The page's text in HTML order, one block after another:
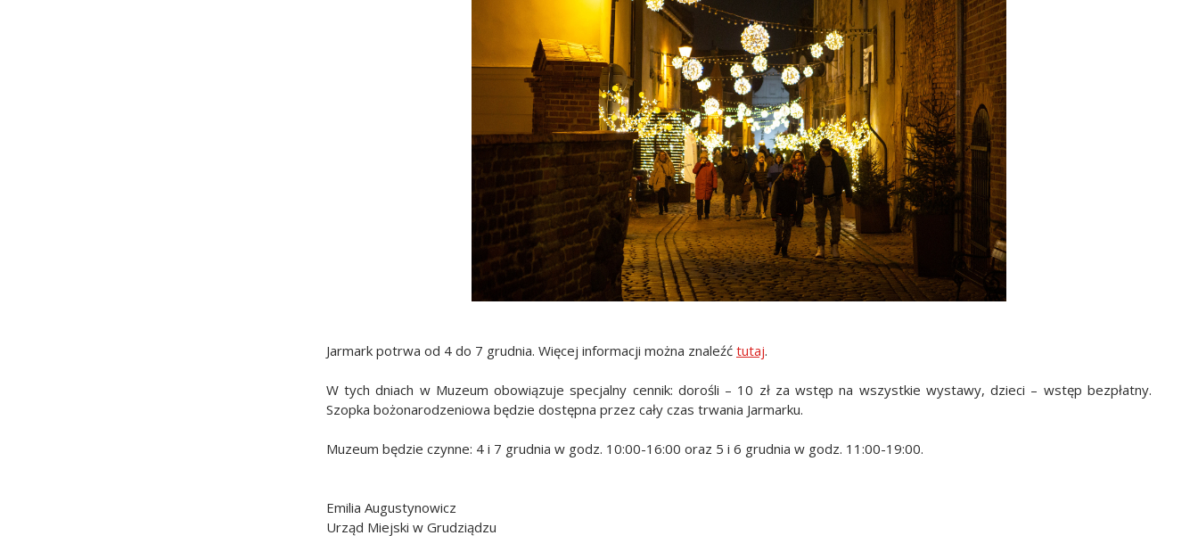
Jarmark potrwa od 4 do 7 grudnia. Więcej informacji można znaleźć tutaj.
W tych dniach w Muzeum obowiązuje specjalny cennik: dorośli – 10 zł za wstęp na wszystkie wystawy, dzieci – wstęp bezpłatny.
Szopka bożonarodzeniowa będzie dostępna przez cały czas trwania Jarmarku.
Muzeum będzie czynne: 4 i 7 grudnia w godz. 10:00-16:00 oraz 5 i 6 grudnia w godz. 11:00-19:00.
Emilia Augustynowicz
Urząd Miejski w Grudziądzu